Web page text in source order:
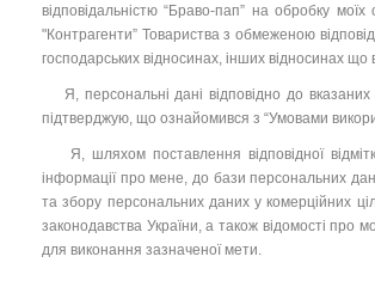
відповідальністю “Браво-пап” на обробку
"Контрагенти” Товариства з обмеженою
господарських відносинах, інших відносинах
Я, персональні дані відповідно до вказаних
підтверджую, що ознайомився з “Умовами
Я, шляхом поставлення відповідної
інформації про мене, до бази персональних
та збору персональних даних у комерційних
законодавства України, а також відомості про
для виконання зазначеної мети.